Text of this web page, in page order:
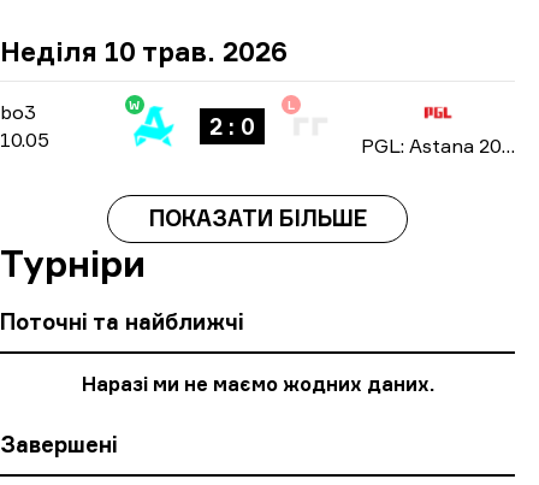
Неділя 10 трав. 2026
bo3 Group Stage-
bo3
10.05
W
2 : 0
L
PGL: Astana 2026
ПОКАЗАТИ БІЛЬШЕ
Турніри
Поточні та найближчі
Наразі ми не маємо жодних даних.
Завершені